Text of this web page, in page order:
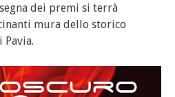
dei premi si terrà
mura dello storico
Pavia.